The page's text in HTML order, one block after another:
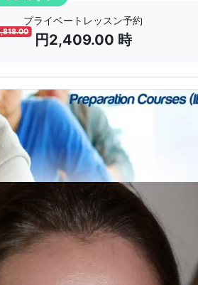
プライベートレッスン予約
円2,409.00 時